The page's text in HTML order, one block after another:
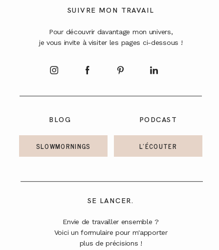
BLOG
SE LANCER.
SUIVRE MON TRAVAIL
SLOWMORNINGS
Envie de travailler ensemble ?
Voici un formulaire pour m'apporter
plus de précisions !
Pour découvrir davantage mon univers,
je vous invite à visiter les pages ci-dessous !
PODCAST
L'ÉCOUTER